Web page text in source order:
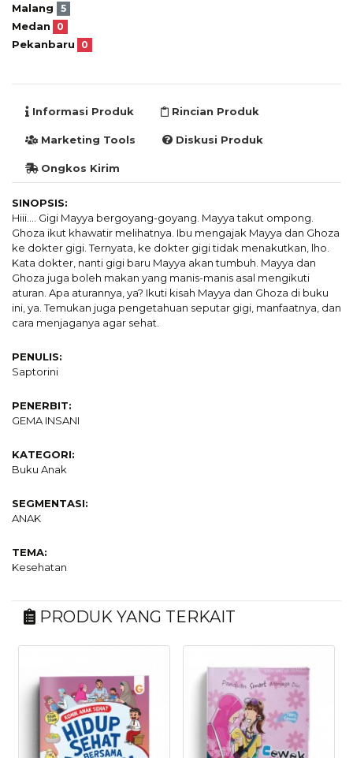
Malang 5
Medan 0
Pekanbaru 0
Informasi Produk Rincian Produk
Marketing Tools Diskusi Produk
Ongkos Kirim
SINOPSIS:
Hiii…. Gigi Mayya bergoyang-goyang. Mayya takut ompong.
Ghoza ikut khawatir melihatnya. Ibu mengajak Mayya dan Ghoza
ke dokter gigi. Ternyata, ke dokter gigi tidak menakutkan, lho.
Kata dokter, nanti gigi baru Mayya akan tumbuh. Mayya dan
Ghoza juga boleh makan yang manis-manis asal mengikuti
aturan. Apa aturannya, ya? Ikuti kisah Mayya dan Ghoza di buku
ini, ya. Temukan juga pengetahuan seputar gigi, manfaatnya, dan
cara menjaganya agar sehat.
PENULIS:
Saptorini
PENERBIT:
GEMA INSANI
KATEGORI:
Buku Anak
SEGMENTASI:
ANAK
TEMA:
Kesehatan
PRODUK YANG TERKAIT